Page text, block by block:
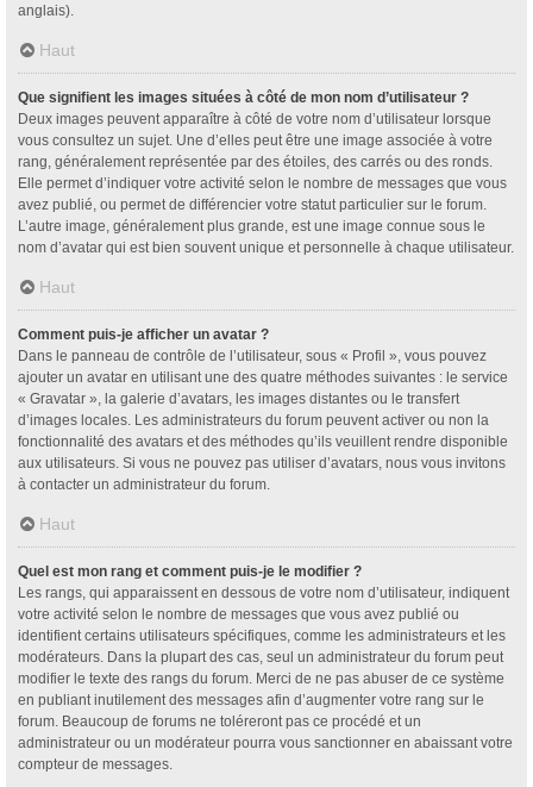
anglais).
Haut
Que signifient les images situées à côté de mon nom d’utilisateur ?
Deux images peuvent apparaître à côté de votre nom d’utilisateur lorsque
vous consultez un sujet. Une d’elles peut être une image associée à votre
rang, généralement représentée par des étoiles, des carrés ou des ronds.
Elle permet d’indiquer votre activité selon le nombre de messages que vous
avez publié, ou permet de différencier votre statut particulier sur le forum.
L’autre image, généralement plus grande, est une image connue sous le
nom d’avatar qui est bien souvent unique et personnelle à chaque utilisateur.
Haut
Comment puis-je afficher un avatar ?
Dans le panneau de contrôle de l’utilisateur, sous « Profil », vous pouvez
ajouter un avatar en utilisant une des quatre méthodes suivantes : le service
« Gravatar », la galerie d’avatars, les images distantes ou le transfert
d’images locales. Les administrateurs du forum peuvent activer ou non la
fonctionnalité des avatars et des méthodes qu’ils veuillent rendre disponible
aux utilisateurs. Si vous ne pouvez pas utiliser d’avatars, nous vous invitons
à contacter un administrateur du forum.
Haut
Quel est mon rang et comment puis-je le modifier ?
Les rangs, qui apparaissent en dessous de votre nom d’utilisateur, indiquent
votre activité selon le nombre de messages que vous avez publié ou
identifient certains utilisateurs spécifiques, comme les administrateurs et les
modérateurs. Dans la plupart des cas, seul un administrateur du forum peut
modifier le texte des rangs du forum. Merci de ne pas abuser de ce système
en publiant inutilement des messages afin d’augmenter votre rang sur le
forum. Beaucoup de forums ne toléreront pas ce procédé et un
administrateur ou un modérateur pourra vous sanctionner en abaissant votre
compteur de messages.